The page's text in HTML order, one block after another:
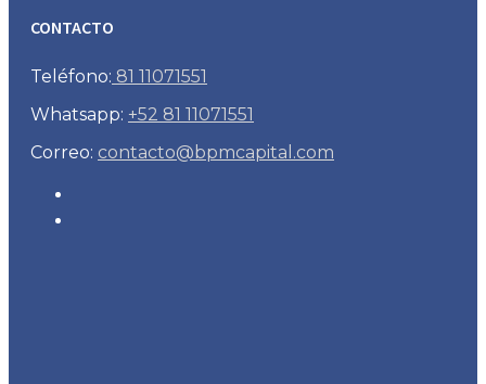
CONTACTO
Teléfono: 81 11071551
Whatsapp: +52 81 11071551
Correo: contacto@bpmcapital.com